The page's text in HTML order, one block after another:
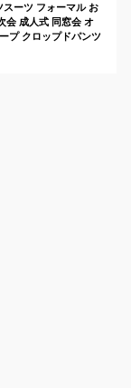
ーツ フォーマル お
会 成人式 同窓会 オ
プ クロップドパンツ